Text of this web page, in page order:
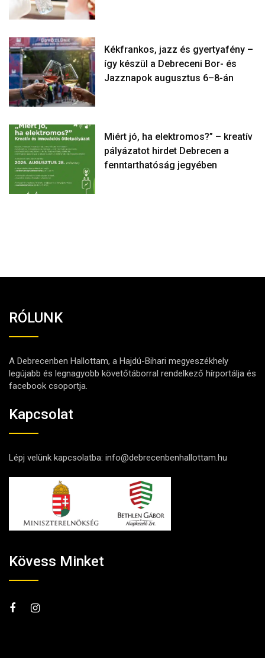
Kékfrankos, jazz és gyertyafény –
így készül a Debreceni Bor- és
Jazznapok augusztus 6–8-án
Miért jó, ha elektromos?” – kreatív
pályázatot hirdet Debrecen a
fenntarthatóság jegyében
RÓLUNK
A Debrecenben Hallottam, a Hajdú-Bihari megyeszékhely
legújabb és legnagyobb követőtáborral rendelkező hírportálja és
facebook csoportja.
Kapcsolat
Lépj velünk kapcsolatba: info@debrecenbenhallottam.hu
Kövess Minket